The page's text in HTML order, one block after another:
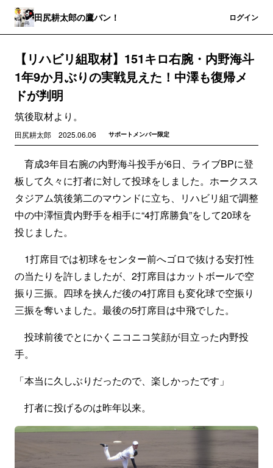
田尻耕太郎の鷹バン！ ログイン
【リハビリ組取材】151キロ右腕・内野海斗
1年9か月ぶりの実戦見えた！中澤も復帰メ
ドが判明
筑後取材より。
田尻耕太郎 2025.06.06 サポートメンバー限定
育成3年目右腕の内野海斗投手が6日、ライブBPに登
板して久々に打者に対して投球をしました。ホークスス
タジアム筑後第二のマウンドに立ち、リハビリ組で調整
中の中澤恒貴内野手を相手に“4打席勝負”をして20球を
投じました。
1打席目では初球をセンター前へゴロで抜ける安打性
の当たりを許しましたが、2打席目はカットボールで空
振り三振。四球を挟んだ後の4打席目も変化球で空振り
三振を奪いました。最後の5打席目は中飛でした。
投球前後でとにかくニコニコ笑顔が目立った内野投
手。
「本当に久しぶりだったので、楽しかったです」
打者に投げるのは昨年以来。